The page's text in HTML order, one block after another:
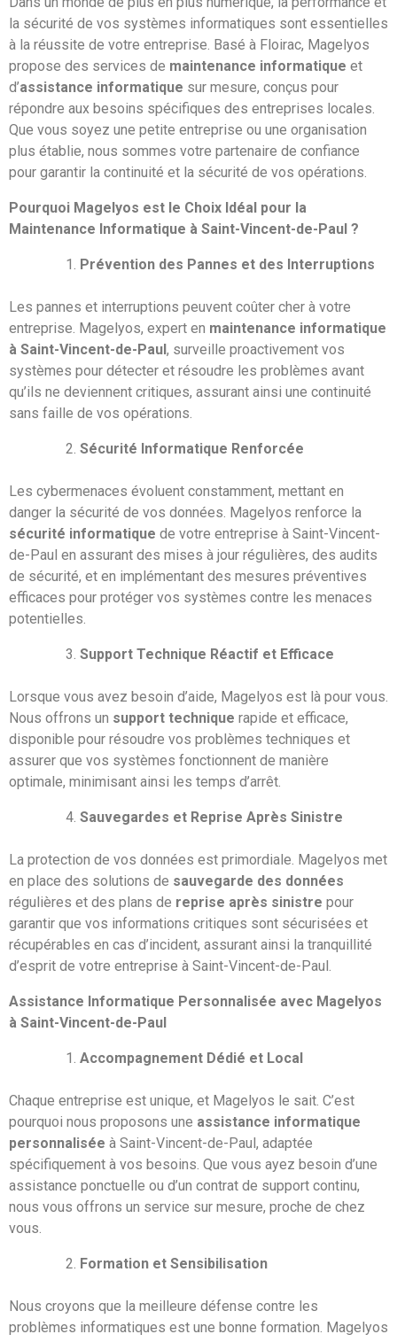
la sécurité de vos systèmes informatiques sont essentielles
à la réussite de votre entreprise. Basé à Floirac, Magelyos
propose des services de maintenance informatique et
d’assistance informatique sur mesure, conçus pour
répondre aux besoins spécifiques des entreprises locales.
Que vous soyez une petite entreprise ou une organisation
plus établie, nous sommes votre partenaire de confiance
pour garantir la continuité et la sécurité de vos opérations.
Pourquoi Magelyos est le Choix Idéal pour la
Maintenance Informatique à Saint-Vincent-de-Paul ?
Prévention des Pannes et des Interruptions
Les pannes et interruptions peuvent coûter cher à votre
entreprise. Magelyos, expert en maintenance informatique
à Saint-Vincent-de-Paul, surveille proactivement vos
systèmes pour détecter et résoudre les problèmes avant
qu’ils ne deviennent critiques, assurant ainsi une continuité
sans faille de vos opérations.
Sécurité Informatique Renforcée
Les cybermenaces évoluent constamment, mettant en
danger la sécurité de vos données. Magelyos renforce la
sécurité informatique de votre entreprise à Saint-Vincent-
de-Paul en assurant des mises à jour régulières, des audits
de sécurité, et en implémentant des mesures préventives
efficaces pour protéger vos systèmes contre les menaces
potentielles.
Support Technique Réactif et Efficace
Lorsque vous avez besoin d’aide, Magelyos est là pour vous.
Nous offrons un support technique rapide et efficace,
disponible pour résoudre vos problèmes techniques et
assurer que vos systèmes fonctionnent de manière
optimale, minimisant ainsi les temps d’arrêt.
Sauvegardes et Reprise Après Sinistre
La protection de vos données est primordiale. Magelyos met
en place des solutions de sauvegarde des données
régulières et des plans de reprise après sinistre pour
garantir que vos informations critiques sont sécurisées et
récupérables en cas d’incident, assurant ainsi la tranquillité
d’esprit de votre entreprise à Saint-Vincent-de-Paul.
Assistance Informatique Personnalisée avec Magelyos
à Saint-Vincent-de-Paul
Accompagnement Dédié et Local
Chaque entreprise est unique, et Magelyos le sait. C’est
pourquoi nous proposons une assistance informatique
personnalisée à Saint-Vincent-de-Paul, adaptée
spécifiquement à vos besoins. Que vous ayez besoin d’une
assistance ponctuelle ou d’un contrat de support continu,
nous vous offrons un service sur mesure, proche de chez
vous.
Formation et Sensibilisation
Nous croyons que la meilleure défense contre les
problèmes informatiques est une bonne formation. Magelyos